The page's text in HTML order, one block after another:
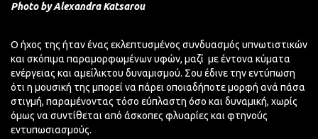
Photo by Alexandra Katsarou
Ο ήχος της ήταν ένας εκλεπτυσμένος συνδυασμός υπνωτιστικών
και σκόπιμα παραμορφωμένων υφών, μαζί με έντονα κύματα
ενέργειας και αμείλικτου δυναμισμού. Σου έδινε την εντύπωση
ότι η μουσική της μπορεί να πάρει οποιαδήποτε μορφή ανά πάσα
στιγμή, παραμένοντας τόσο εύπλαστη όσο και δυναμική, χωρίς
όμως να συντίθεται από άσκοπες φλυαρίες και φτηνούς
εντυπωσιασμούς.